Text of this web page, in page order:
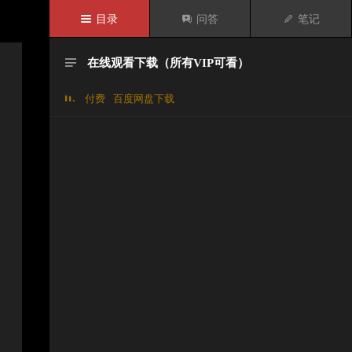
 目录  问答  笔记
 在线观看下载（所有VIP可看）
付费 百度网盘下载